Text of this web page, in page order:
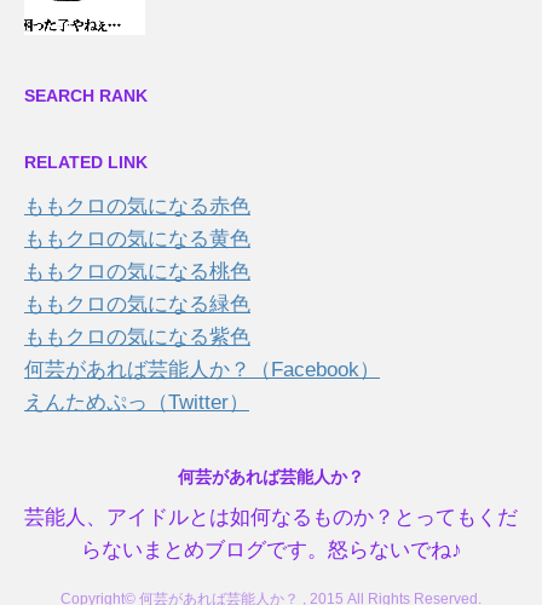
SEARCH RANK
RELATED LINK
ももクロの気になる赤色
ももクロの気になる黄色
ももクロの気になる桃色
ももクロの気になる緑色
ももクロの気になる紫色
何芸があれば芸能人か？（Facebook）
えんためぷっ（Twitter）
何芸があれば芸能人か？
芸能人、アイドルとは如何なるものか？とってもくだ
らないまとめブログです。怒らないでね♪
Copyright© 何芸があれば芸能人か？ , 2015 All Rights Reserved.